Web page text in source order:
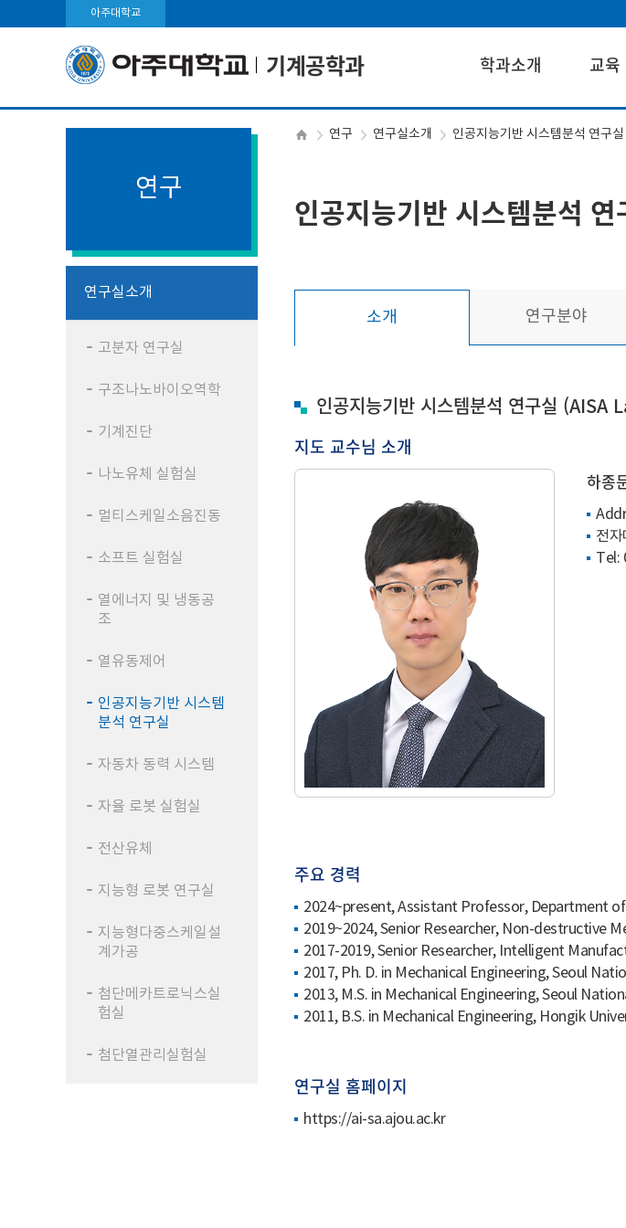
아주대학교
기계공학과 학과소개 교육
연구
연구실소개
고분자 연구실
구조나노바이오역학
기계진단
나노유체 실험실
멀티스케일소음진동
소프트 실험실
열에너지 및 냉동공
조
열유동제어
인공지능기반 시스템
분석 연구실
자동차 동력 시스템
자율 로봇 실험실
전산유체
지능형 로봇 연구실
지능형다중스케일설
계가공
첨단메카트로닉스실
험실
첨단열관리실험실
연구 연구실소개 인공지능기반 시스템분석 연구실
인공지능기반 시스템분석 연
소개 연구분야
인공지능기반 시스템분석 연구실 (AISA
지도 교수님 소개
하종
전자
Tel:
주요 경력
2024~present, Assistant Professor, Department
2019~2024, Senior Researcher, Non-destructive
2017-2019, Senior Researcher, Intelligent
2017, Ph. D. in Mechanical Engineering, Seoul
2013, M.S. in Mechanical Engineering, Seoul
2011, B.S. in Mechanical Engineering, Hongik
연구실 홈페이지
https://ai-sa.ajou.ac.kr